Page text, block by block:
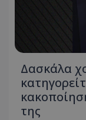
Δασκάλα
της